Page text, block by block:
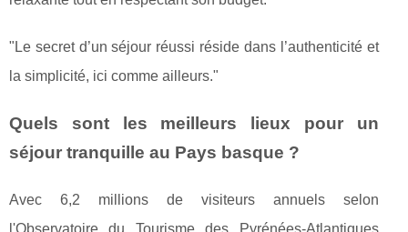
"Le secret d’un séjour réussi réside dans l’authenticité et
la simplicité, ici comme ailleurs."
Quels sont les meilleurs lieux pour un
séjour tranquille au Pays basque ?
Avec 6,2 millions de visiteurs annuels selon